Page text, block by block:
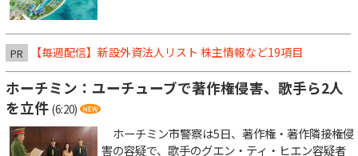
PR 【毎週配信】新設外資法人リスト 株主情報など19項目
ホーチミン：ユーチューブで著作権侵害、歌手ら2人
を立件 (6:20)
ホーチミン市警察は5日、著作権・著作隣接権侵
害の容疑で、歌手のグエン・ティ・ヒエン容疑者